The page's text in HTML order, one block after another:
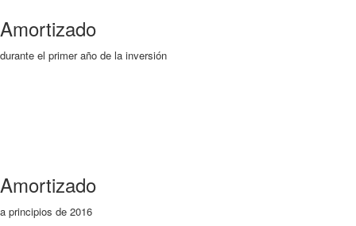
Amortizado
durante el primer año de la inversión
Amortizado
a principios de 2016